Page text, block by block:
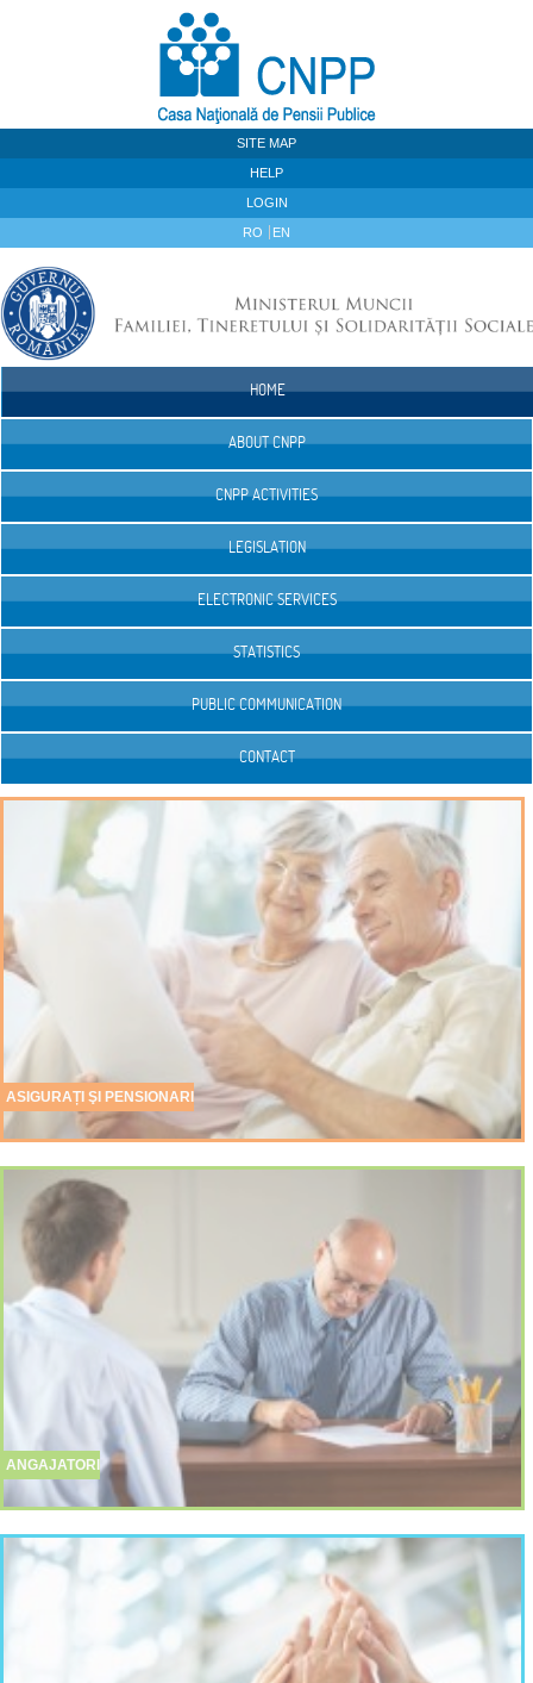
SITE MAP
HELP
LOGIN
RO EN
HOME
ABOUT CNPP
CNPP ACTIVITIES
LEGISLATION
ELECTRONIC SERVICES
STATISTICS
PUBLIC COMMUNICATION
CONTACT
ASIGURAȚI ŞI PENSIONARI
ANGAJATORI